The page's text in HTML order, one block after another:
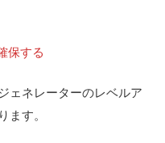
保する
ェネレーターのレベルア
ます。